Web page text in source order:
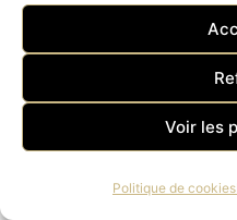
Voir les
Politique de cookies
collection
maquillage
DESSANGE Paris, expert
Festival de Cannes depuis
présente sa…